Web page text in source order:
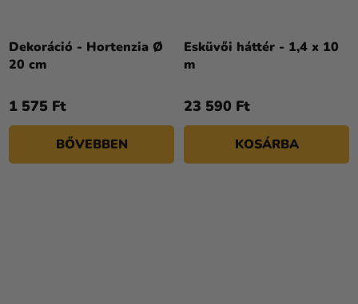
Dekoráció - Hortenzia Ø
20 cm
1 575 Ft
BŐVEBBEN
Esküvői háttér - 1,4 x 10
m
23 590 Ft
KOSÁRBA